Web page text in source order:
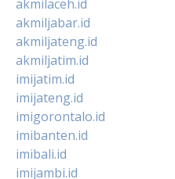
akmilaceh.id
akmiljabar.id
akmiljateng.id
akmiljatim.id
imijatim.id
imijateng.id
imigorontalo.id
imibanten.id
imibali.id
imijambi.id